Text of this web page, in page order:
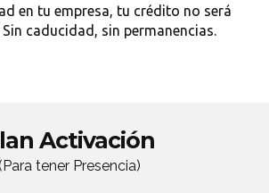
en tu empresa, tu crédito no será
caducidad, sin permanencias.
Activación
tener Presencia)